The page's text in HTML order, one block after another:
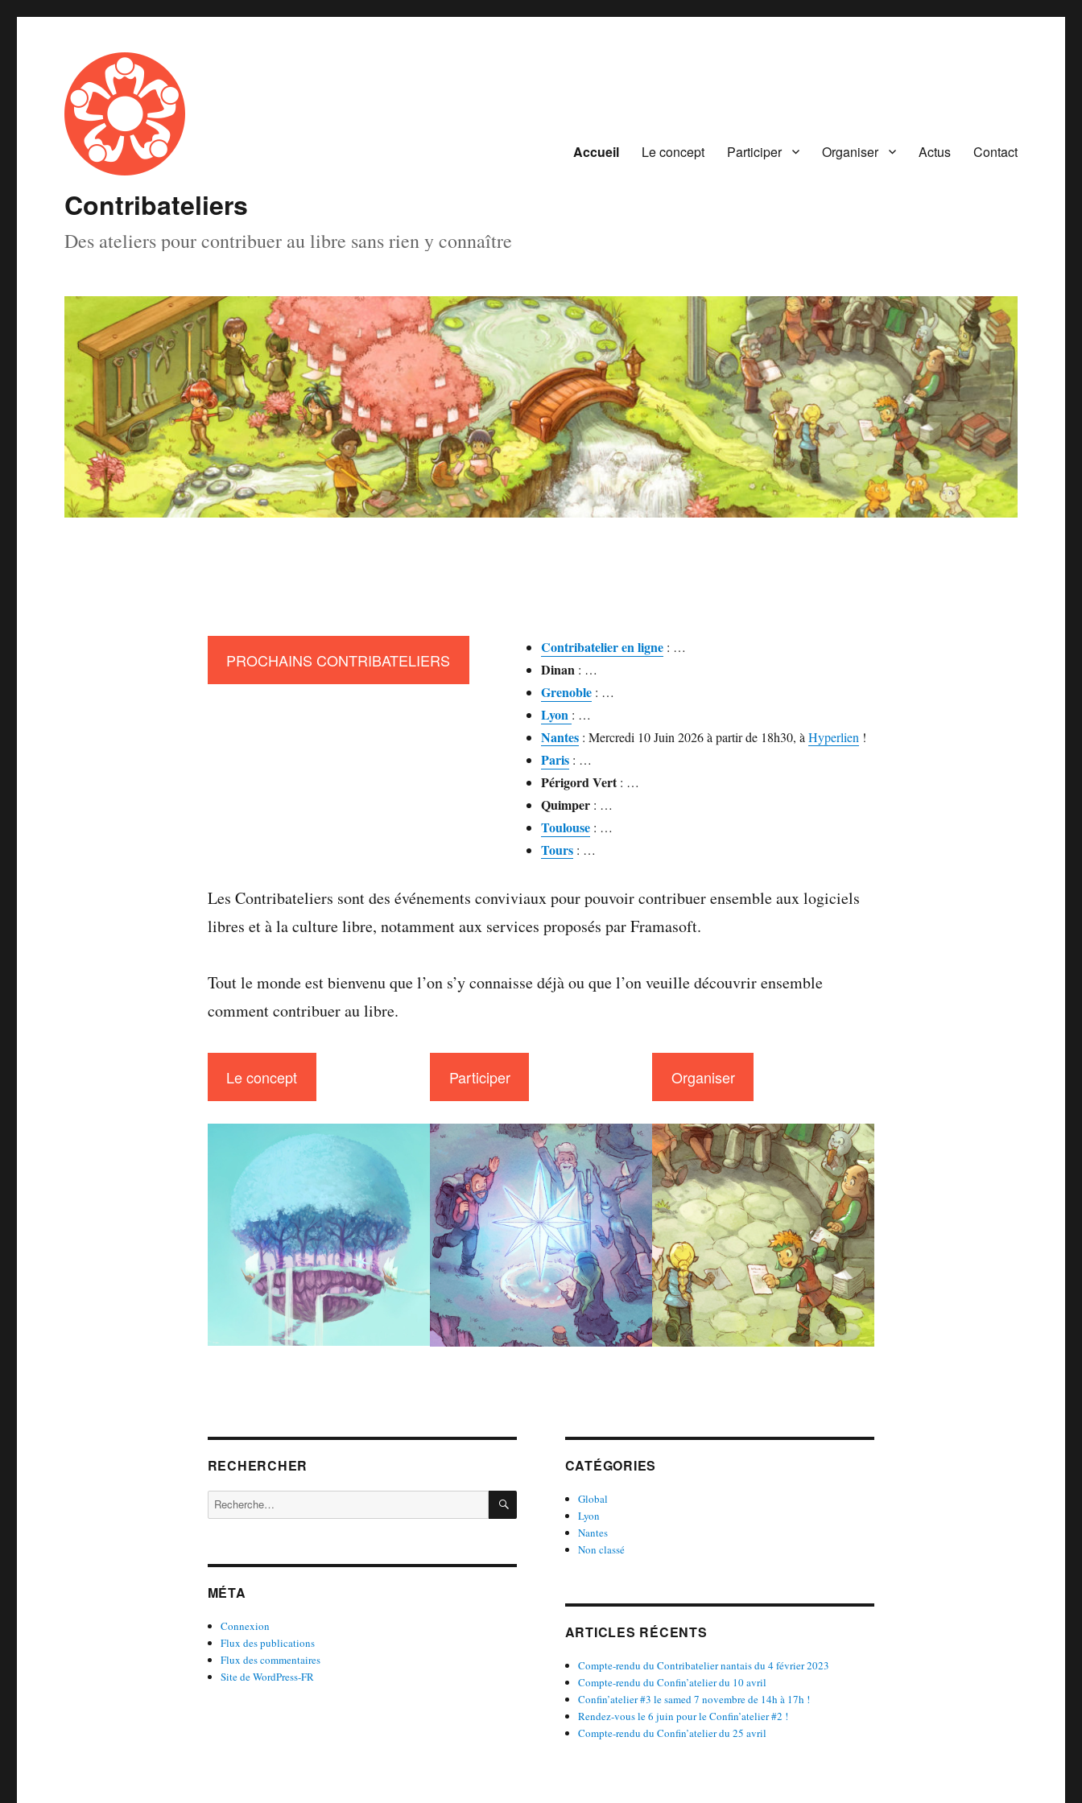
Contribateliers
Des ateliers pour contribuer au libre sans rien y connaître
Accueil Le concept Participer Organiser Actus Contact
PROCHAINS CONTRIBATELIERS
Contribatelier en ligne : …
Dinan : …
Grenoble : …
Lyon : …
Nantes : Mercredi 10 Juin 2026 à partir de 18h30, à Hyperlien !
Paris : …
Périgord Vert: …
Quimper : …
Toulouse : …
Tours : …
Les Contribateliers sont des événements conviviaux pour pouvoir contribuer ensemble aux logiciels
libres et à la culture libre, notamment aux services proposés par Framasoft.
Tout le monde est bienvenu que l’on s’y connaisse déjà ou que l’on veuille découvrir ensemble
comment contribuer au libre.
Le concept Participer Organiser
RECHERCHER
Rechercher : RECHERCHER
MÉTA
Connexion
Flux des publications
Flux des commentaires
Site de WordPress-FR
CATÉGORIES
Global
Lyon
Nantes
Non classé
ARTICLES RÉCENTS
Compte-rendu du Contribatelier nantais du 4 février 2023
Compte-rendu du Confin’atelier du 10 avril
Confin’atelier #3 le samed 7 novembre de 14h à 17h !
Rendez-vous le 6 juin pour le Confin’atelier #2 !
Compte-rendu du Confin’atelier du 25 avril